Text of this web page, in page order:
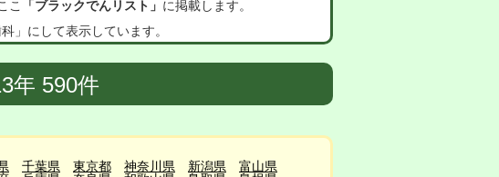
こ
「ブラックでんリスト」 に掲載します。
」にして表示しています。
年 590件
千葉県 東京都 神奈川県 新潟県
富山県